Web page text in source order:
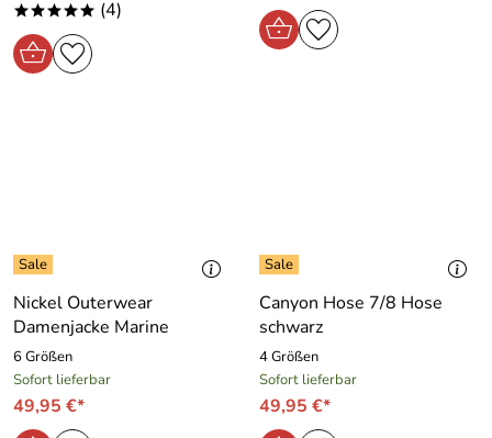
***** (4)
Nickel Outerwear
Damenjacke Marine
6 Größen
Sofort lieferbar
49,95 €*
Canyon Hose 7/8 Hose
schwarz
4 Größen
Sofort lieferbar
49,95 €*